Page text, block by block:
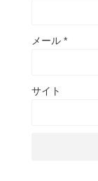
メール *
サイト